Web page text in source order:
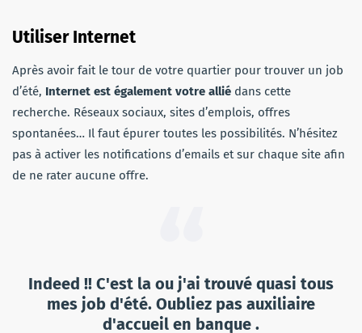
Utiliser Internet
Après avoir fait le tour de votre quartier pour trouver un job
d’été, Internet est également votre allié dans cette
recherche. Réseaux sociaux, sites d’emplois, offres
spontanées… Il faut épurer toutes les possibilités. N’hésitez
pas à activer les notifications d’emails et sur chaque site afin
de ne rater aucune offre.
Indeed !! C'est la ou j'ai trouvé quasi tous
mes job d'été. Oubliez pas auxiliaire
d'accueil en banque .